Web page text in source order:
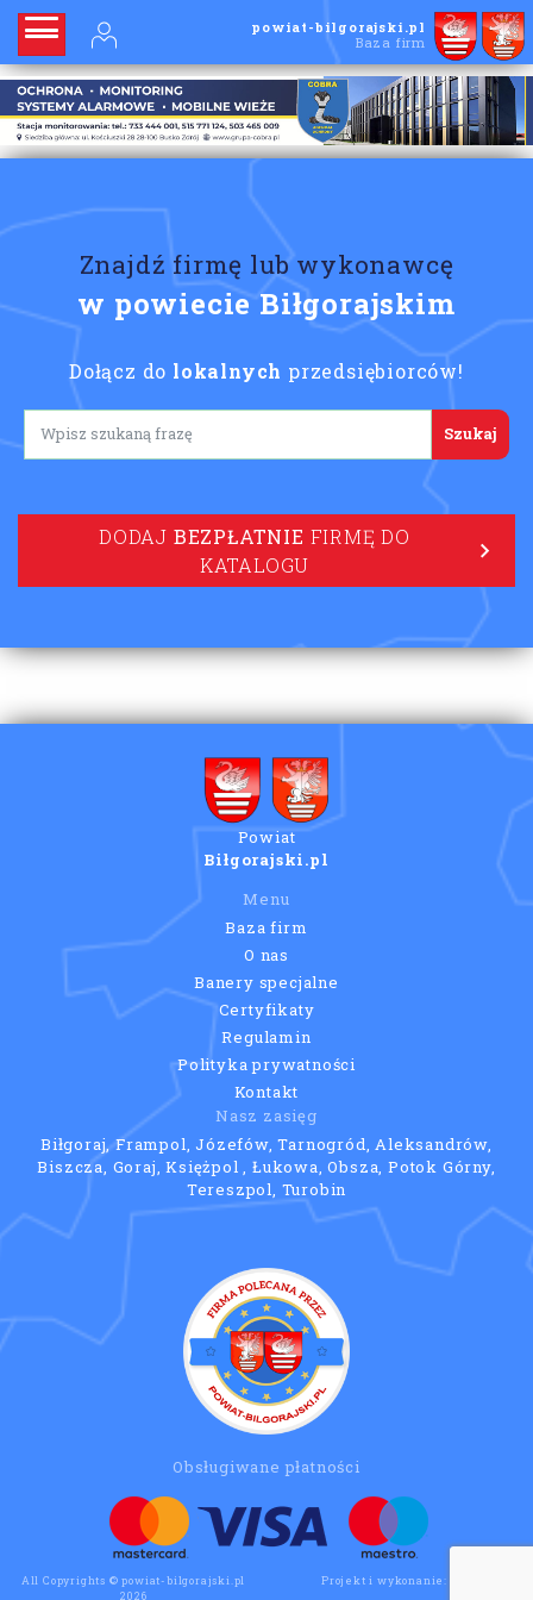
powiat-bilgorajski.pl
Baza firm
Znajdź firmę lub wykonawcę
w powiecie Biłgorajskim
Dołącz do lokalnych przedsiębiorców!
Lorem ipsum
DODAJ BEZPŁATNIE FIRMĘ DO
KATALOGU
Powiat
Biłgorajski.pl
Menu
Baza firm
O nas
Banery specjalne
Certyfikaty
Regulamin
Polityka prywatności
Kontakt
Nasz zasięg
Biłgoraj, Frampol, Józefów, Tarnogród, Aleksandrów,
Biszcza, Goraj, Księżpol , Łukowa, Obsza, Potok Górny,
Tereszpol, Turobin
Obsługiwane płatności
All Copyrights © powiat-bilgorajski.pl
2026
Projekt i wykonanie: